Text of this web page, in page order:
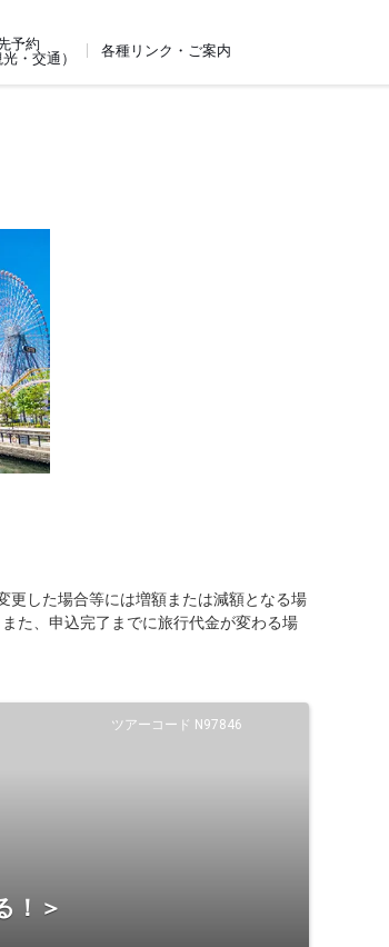
予約
・交通）
各種リンク・ご案内
更した場合等には増額または減額となる場
た、申込完了までに旅行代金が変わる場
ツアーコード N97846
！＞